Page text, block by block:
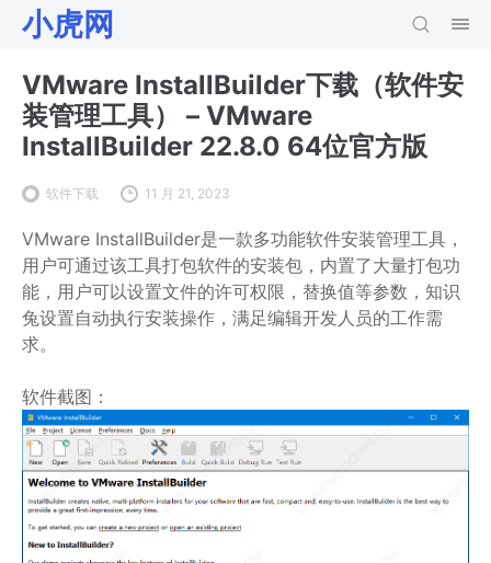
小虎网
VMware InstallBuilder下载（软件安
装管理工具） – VMware
InstallBuilder 22.8.0 64位官方版
软件下载 11 月 21, 2023
VMware InstallBuilder是一款多功能软件安装管理工具，
用户可通过该工具打包软件的安装包，内置了大量打包功
能，用户可以设置文件的许可权限，替换值等参数，知识
兔设置自动执行安装操作，满足编辑开发人员的工作需
求。
软件截图：